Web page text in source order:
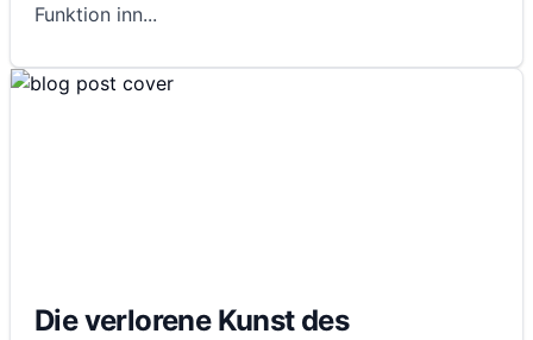
Funktion inn...
Die verlorene Kunst des